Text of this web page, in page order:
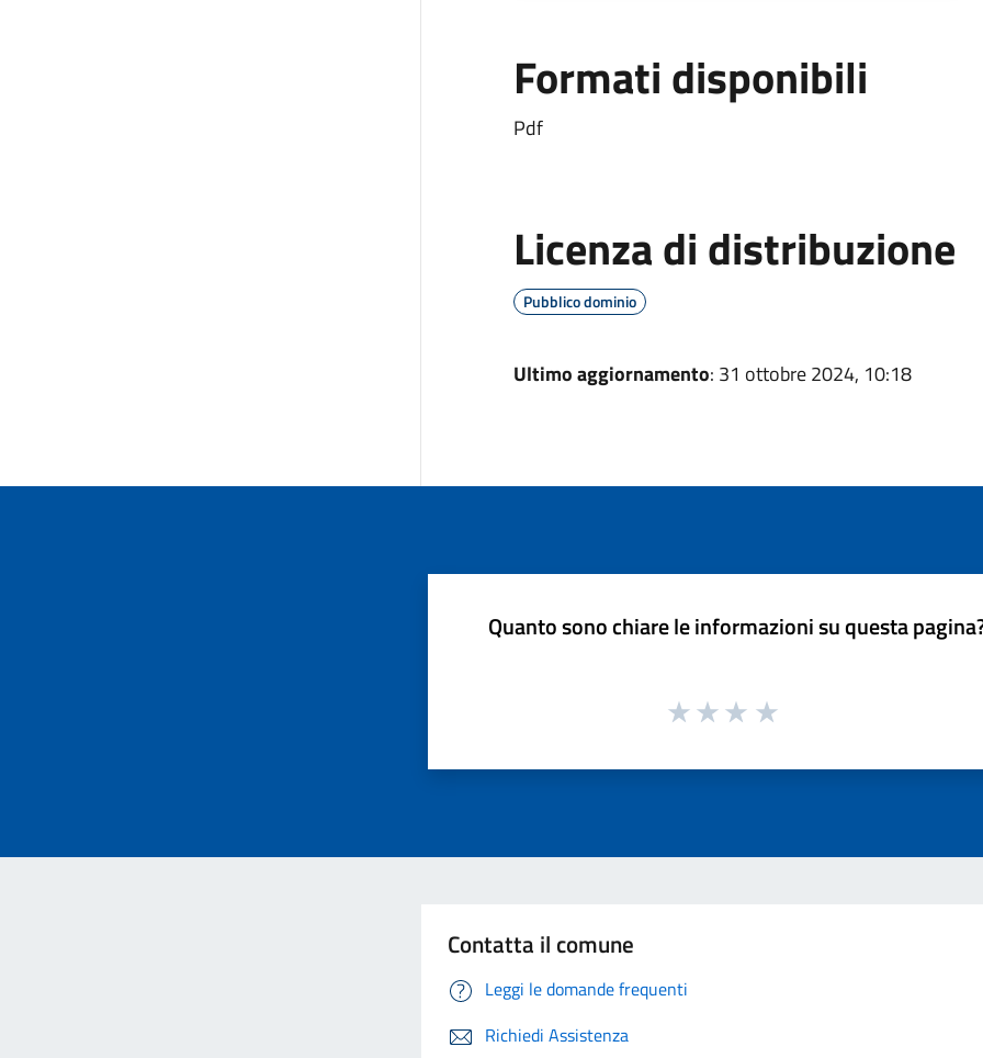
Formati disponibili
Pdf
Licenza di distribuzione
Pubblico dominio
Ultimo aggiornamento: 31 ottobre 2024, 10:18
Quanto sono chiare le informazioni su questa
Contatta il comune
Leggi le domande frequenti
Richiedi Assistenza